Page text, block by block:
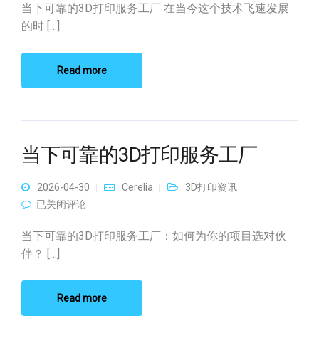
当下可靠的3D打印服务工厂 在当今这个技术飞速发展
的时 […]
Read more
当下可靠的3D打印服务工厂
2026-04-30 Cerelia
3D打印资讯
当下可靠的3D打印服务工厂
已关闭评论
当下可靠的3D打印服务工厂：如何为你的项目选对伙
伴？ […]
Read more